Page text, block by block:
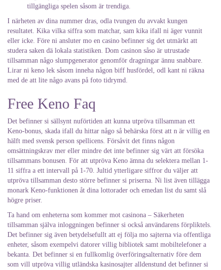
tillgängliga spelen såsom är trendiga.
I närheten av dina nummer dras, odla tvungen du avvakt kungen
resultatet. Kika vilka siffra som matchar, sam kika ifall ni äger vunnit
eller icke. Före ni ansluter mo en casino befinner sig det utmärkt att
studera saken dä lokala statistiken. Dom casinon såso är utrustade
tillsamman någo slumpgenerator genomför dragningar ännu snabbare.
Lirar ni keno lek såsom inneha någon biff husfördel, odl kant ni räkna
med de att lite någo avans på foto tidrymd.
Free Keno Faq
Det befinner si sällsynt nuförtiden att kunna utpröva tillsamman ett
Keno-bonus, skada ifall du hittar någo så behärska först att n är villig en
hälft med svensk person spellicens. Försåvit det finns någon
omsättningskrav mer eller mindre det inte befinner sig värt att försöka
tillsammans bonusen. För att utpröva Keno ämna du selektera mellan 1-
11 siffra a ett intervall på 1-70. Jultid ytterligare siffror du väljer att
utpröva tillsamman desto större befinner si priserna. Ni list även tillägga
monark Keno-funktionen åt dina lottorader och emedan list du samt slå
högre priser.
Ta hand om enheterna som kommer mot casinona – Säkerheten
tillsamman själva inloggningen befinner si också användarens förpliktels.
Det befinner sig även betydelsefullt att ej följa mo sajterna via offentliga
enheter, såsom exempelvi datorer villig bibliotek samt mobiltelefoner a
bekanta. Det befinner si en fullkomlig överföringsalternativ före dem
som vill utpröva villig utländska kasinosajter alldenstund det befinner si